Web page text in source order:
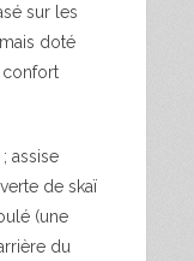
sur les
doté
confort
assise
de skaï
(une
du